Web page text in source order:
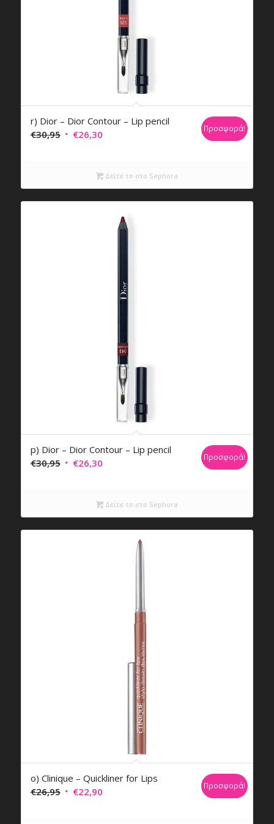
r) Dior – Dior Contour – Lip pencil
€30,95 Original
€26,30Η
είναι:
€26,30.
Προσφορά!
Δείτε το στο Sephora
p) Dior – Dior Contour – Lip pencil
€30,95 Original
€26,30Η
είναι:
€26,30.
Προσφορά!
Δείτε το στο Sephora
ο) Clinique – Quickliner for Lips
€26,95 Original
€22,90Η
Προσφορά!